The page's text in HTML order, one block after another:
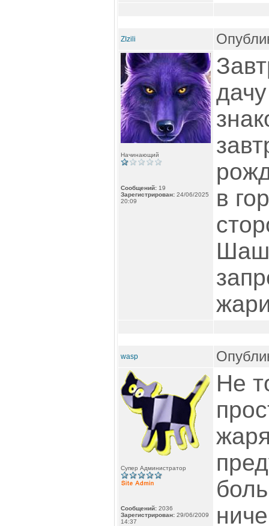
ZIzili
Начинающий
Сообщений: 19
Зарегистрирован: 24/06/2025
20:09
в
wasp
Супер Администратор
Сообщений: 2036
Зарегистрирован: 29/06/2009
14:37
Не